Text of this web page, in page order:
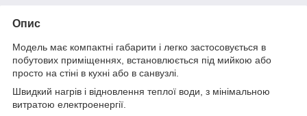
Опис
Модель має компактні габарити і легко застосовується в
побутових приміщеннях, встановлюється під мийкою або
просто на стіні в кухні або в санвузлі.
Швидкий нагрів і відновлення теплої води, з мінімальною
витратою електроенергії.